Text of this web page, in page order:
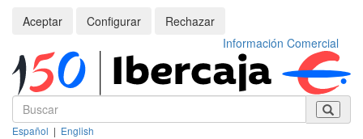
Aceptar
Configurar
Rechazar
Información Comercial
Español | English